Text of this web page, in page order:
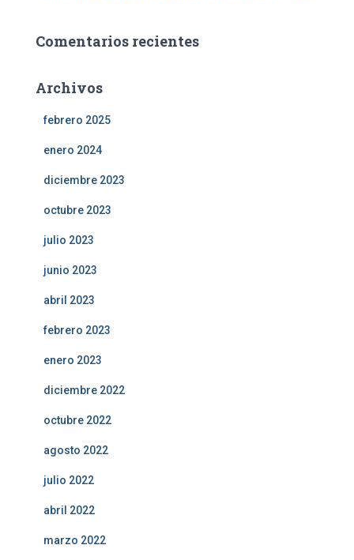
Comentarios recientes
Archivos
febrero 2025
enero 2024
diciembre 2023
octubre 2023
julio 2023
junio 2023
abril 2023
febrero 2023
enero 2023
diciembre 2022
octubre 2022
agosto 2022
julio 2022
abril 2022
marzo 2022